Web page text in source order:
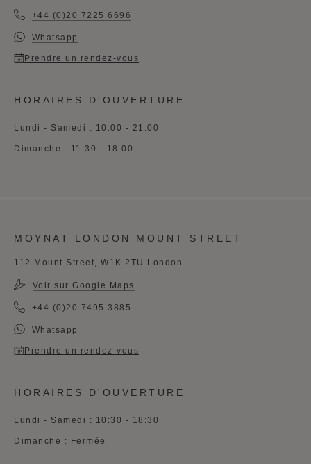
+44 (0)20 7225 6696
Whatsapp
Prendre un rendez-vous
HORAIRES D'OUVERTURE
Lundi - Samedi : 10:00 - 21:00
Dimanche : 11:30 - 18:00
MOYNAT LONDON MOUNT STREET
112 Mount Street, W1K 2TU London
Voir sur Google Maps
+44 (0)20 7495 3885
Whatsapp
Prendre un rendez-vous
HORAIRES D'OUVERTURE
Lundi - Samedi : 10:30 - 18:30
Dimanche : Fermée